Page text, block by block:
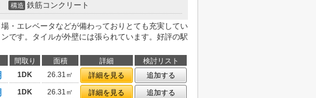
構造 鉄筋コンクリート
・エレベータなどが備わっておりとても充実してい
です。タイルが外壁には張られています。好評の駅
間取り 面積 詳細
検討リスト
1DK 26.31㎡ 詳細を見る
追加する
1DK 26.31㎡ 詳細を見る 追加する